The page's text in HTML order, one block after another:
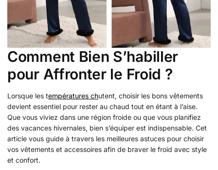
Comment Bien S’habiller
pour Affronter le Froid ?
Lorsque les températures chutent, choisir les bons vêtements
devient essentiel pour rester au chaud tout en étant à l’aise.
Que vous viviez dans une région froide ou que vous planifiez
des vacances hivernales, bien s’équiper est indispensable. Cet
article vous guide à travers les meilleures astuces pour choisir
vos vêtements et accessoires afin de braver le froid avec style
et confort.